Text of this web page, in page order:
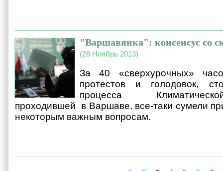
"Варшавянка": консенсус со
(28 Ноябрь 2013)
За 40 «сверхурочных»
протестов и голодовок,
процесса
проходившей в Варшаве, все-таки сумели
некоторым важным вопросам.